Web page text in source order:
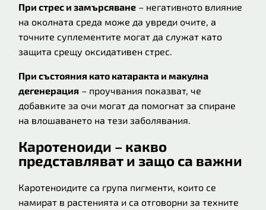
При стрес и замърсяване – негативното влияние
на околната среда може да увреди очите, а
точните суплементите могат да служат като
защита срещу оксидативен стрес.
При състояния като катаракта и макулна
дегенерация – проучвания показват, че
добавките за очи могат да помогнат за спиране
на влошаването на тези заболявания.
Каротеноиди – какво
представляват и защо са важни
Каротеноидите са група пигменти, които се
намират в растенията и са отговорни за техните